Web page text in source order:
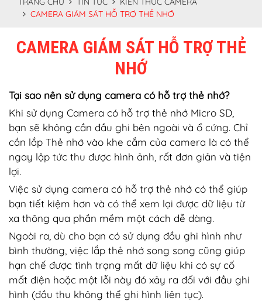
CAMERA GIÁM SÁT HỖ TRỢ THẺ NHỚ
CAMERA GIÁM SÁT HỖ TRỢ THẺ
NHỚ
Tại sao nên sử dụng camera có hỗ trợ thẻ nhớ?
Khi sử dụng Camera có hỗ trợ thẻ nhớ Micro SD,
bạn sẽ không cần đầu ghi bên ngoài và ổ cứng. Chỉ
cần lắp Thẻ nhớ vào khe cắm của camera là có thể
ngay lập tức thu được hình ảnh, rất đơn giản và tiện
lợi.
Việc sử dụng camera có hỗ trợ thẻ nhớ có thể giúp
bạn tiết kiệm hơn và có thể xem lại được dữ liệu từ
xa thông qua phần mềm một cách dễ dàng.
Ngoài ra, dù cho bạn có sử dụng đầu ghi hình như
bình thường, việc lắp thẻ nhớ song song cũng giúp
hạn chế được tình trạng mất dữ liệu khi có sự cố
mất điện hoặc một lỗi này đó xảy ra đối với đầu ghi
hình (đầu thu không thể ghi hình liên tục).